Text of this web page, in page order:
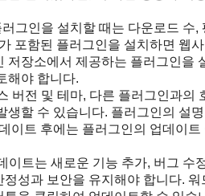
러그인을 설치할 때는 다운로드 수
포함된 플러그인을 설치하면 웹
저장소에서 제공하는 플러그인을
해야 합니다.
버전 및 테마, 다른 플러그인과의
생할 수 있습니다. 플러그인의 설
이트 후에는 플러그인의 업데이
이트는 새로운 기능 추가, 버그 수
성과 보안을 유지해야 합니다.